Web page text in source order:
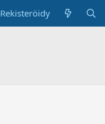
Rekisteröidy